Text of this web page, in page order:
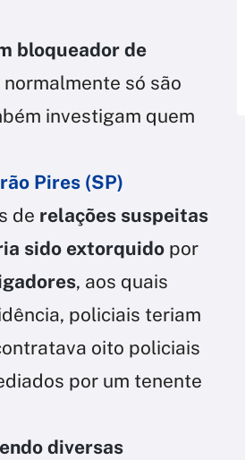
bloqueador de
só são
investigam quem
Pires (SP)
de relações suspeitas
sido extorquido por
, aos quais
policiais teriam
oito policiais
por um tenente
diversas